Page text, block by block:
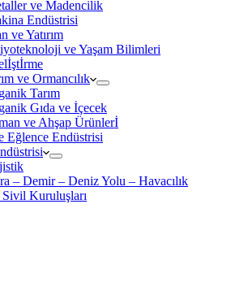
ve Madencilik
Endüstrisi
ve Yatırım
ve Yaşam Bilimleri
ve Ormancılık
Tarım
Gıda ve İçecek
ve Ahşap Ürünlerİ
Eğlence Endüstrisi
– Demir – Deniz Yolu – Havacılık
Kuruluşları